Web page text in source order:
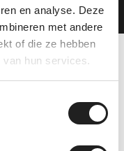
en analyse. Deze
met andere
of die ze hebben
hun services.
over